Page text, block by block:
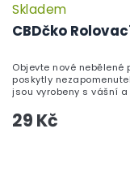
CBDčko
Skladem
29 Kč
Objevte nové nebělené
poskytly
jsou vyrobeny s vášní